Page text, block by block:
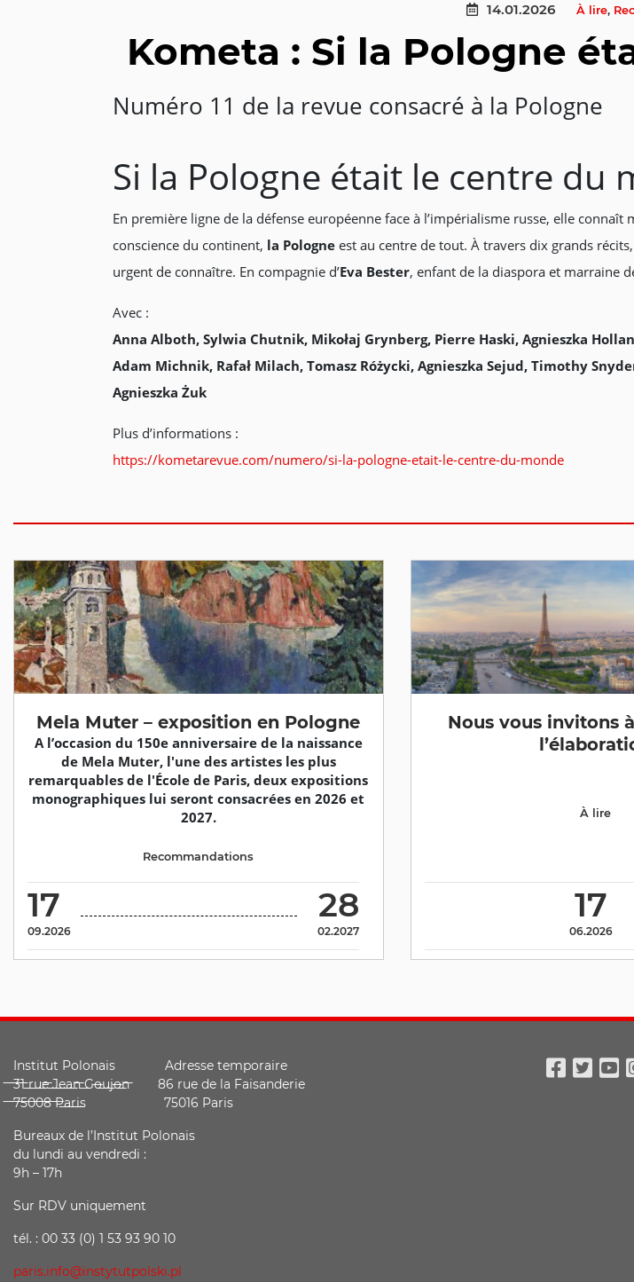
14.01.2026 À lire,
Kometa : Si la Pologne
Numéro 11 de la revue consacré à la Pologne
Si la Pologne était le centre du
En première ligne de la défense européenne face à l’impérialisme russe, elle
conscience du continent, la Pologneest au centre de tout. À travers dix grands récits,
urgent de connaître. En compagnie d’Eva Bester, enfant de la diaspora et marraine
Avec :
Anna Alboth, Sylwia Chutnik, Mikołaj Grynberg, Pierre Haski, Agnieszka
Adam Michnik, Rafał Milach, Tomasz Różycki, Agnieszka Sejud, Timothy
Agnieszka Żuk
Plus d’informations :
https://kometarevue.com/numero/si-la-pologne-etait-le-centre-du-monde
Mela Muter – exposition en Pologne
A l’occasion du 150e anniversaire de la naissance
de Mela Muter, l'une des artistes les plus
remarquables de l'École de Paris, deux expositions
monographiques lui seront consacrées en 2026 et
2027.
17
09.2026
28
02.2027
Recommandations
Nous vous invitons
17
06.2026
À lire
Institut Polonais Adresse temporaire
̶3̶1̶ ̶r̶u̶e̶ ̶J̶e̶a̶n̶ ̶G̶o̶u̶j̶o̶n̶ ̶ 86 rue de la Faisanderie
̶7̶5̶0̶0̶8̶ ̶P̶a̶r̶i̶s̶ 75016 Paris
Bureaux de l’Institut Polonais
du lundi au vendredi :
9h – 17h
Sur RDV uniquement
tél. : 00 33 (0) 1 53 93 90 10
paris.info@instytutpolski.pl